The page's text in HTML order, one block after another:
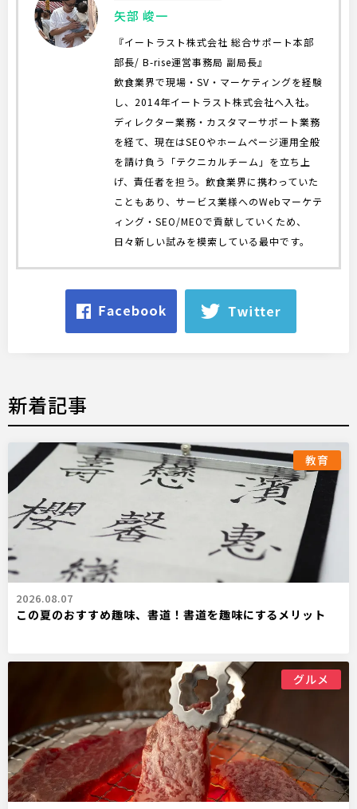
矢部 峻一
『イートラスト株式会社 総合サポート本部
部長/ B-rise運営事務局 副局長』
飲食業界で現場・SV・マーケティングを経験
し、2014年イートラスト株式会社へ入社。
ディレクター業務・カスタマーサポート業務
を経て、現在はSEOやホームページ運用全般
を請け負う「テクニカルチーム」を立ち上
げ、責任者を担う。飲食業界に携わっていた
こともあり、サービス業様へのWebマーケテ
ィング・SEO/MEOで貢献していくため、
日々新しい試みを模索している最中です。
新着記事
教育
2026.08.07
この夏のおすすめ趣味、書道！書道を趣味にするメリット
グルメ